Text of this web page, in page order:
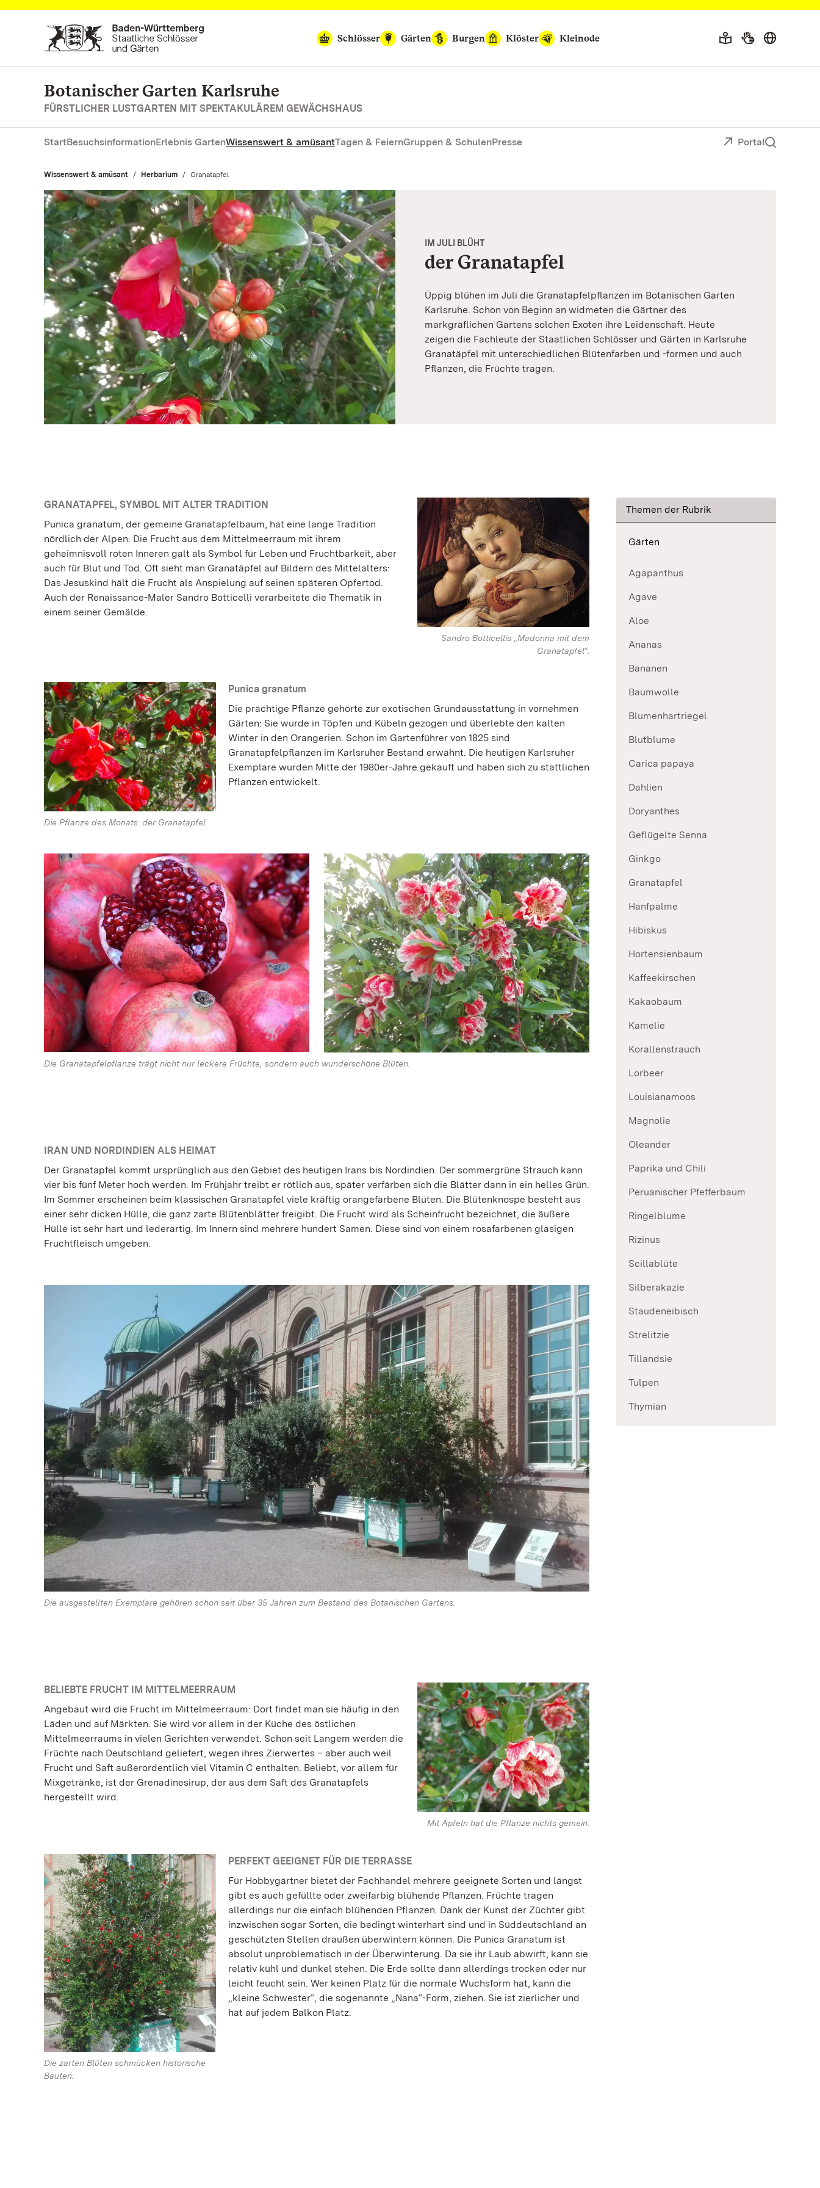
Zum Hauptinhalt springen
Schlösser
Gärten Burgen Klöster Kleinode
Botanischer Garten Karlsruhe
FÜRSTLICHER LUSTGARTEN MIT SPEKTAKULÄREM GEWÄCHSHAUS
StartBesuchsinformationErlebnis GartenWissenswert & amüsantTagen & FeiernGruppen & SchulenPresse Portal
Wissenswert & amüsant Herbarium Aktuell:
Granatapfel
IM JULI BLÜHT
der Granatapfel
Üppig blühen im Juli die Granatapfelpflanzen im Botanischen Garten
Karlsruhe. Schon von Beginn an widmeten die Gärtner des
markgräflichen Gartens solchen Exoten ihre Leidenschaft. Heute
zeigen die Fachleute der Staatlichen Schlösser und Gärten in Karlsruhe
Granatäpfel mit unterschiedlichen Blütenfarben und -formen und auch
Pflanzen, die Früchte tragen.
Sandro Botticellis „Madonna mit dem
Granatapfel“.
GRANATAPFEL, SYMBOL MIT ALTER TRADITION
Punica granatum, der gemeine Granatapfelbaum, hat eine lange Tradition
nördlich der Alpen: Die Frucht aus dem Mittelmeerraum mit ihrem
geheimnisvoll roten Inneren galt als Symbol für Leben und Fruchtbarkeit, aber
auch für Blut und Tod. Oft sieht man Granatäpfel auf Bildern des Mittelalters:
Das Jesuskind hält die Frucht als Anspielung auf seinen späteren Opfertod.
Auch der Renaissance-Maler Sandro Botticelli verarbeitete die Thematik in
einem seiner Gemälde.
Die Pflanze des Monats: der Granatapfel.
Punica granatum
Die prächtige Pflanze gehörte zur exotischen Grundausstattung in vornehmen
Gärten: Sie wurde in Töpfen und Kübeln gezogen und überlebte den kalten
Winter in den Orangerien. Schon im Gartenführer von 1825 sind
Granatapfelpflanzen im Karlsruher Bestand erwähnt. Die heutigen Karlsruher
Exemplare wurden Mitte der 1980er-Jahre gekauft und haben sich zu stattlichen
Pflanzen entwickelt.
Die Granatapfelpflanze trägt nicht nur leckere Früchte, sondern auch wunderschöne Blüten.
IRAN UND NORDINDIEN ALS HEIMAT
Der Granatapfel kommt ursprünglich aus den Gebiet des heutigen Irans bis Nordindien. Der sommergrüne Strauch kann
vier bis fünf Meter hoch werden. Im Frühjahr treibt er rötlich aus, später verfärben sich die Blätter dann in ein helles Grün.
Im Sommer erscheinen beim klassischen Granatapfel viele kräftig orangefarbene Blüten. Die Blütenknospe besteht aus
einer sehr dicken Hülle, die ganz zarte Blütenblätter freigibt. Die Frucht wird als Scheinfrucht bezeichnet, die äußere
Hülle ist sehr hart und lederartig. Im Innern sind mehrere hundert Samen. Diese sind von einem rosafarbenen glasigen
Fruchtfleisch umgeben.
Die ausgestellten Exemplare gehören schon seit über 35 Jahren zum Bestand des Botanischen Gartens.
Mit Äpfeln hat die Pflanze nichts gemein.
BELIEBTE FRUCHT IM MITTELMEERRAUM
Angebaut wird die Frucht im Mittelmeerraum: Dort findet man sie häufig in den
Läden und auf Märkten. Sie wird vor allem in der Küche des östlichen
Mittelmeerraums in vielen Gerichten verwendet. Schon seit Langem werden die
Früchte nach Deutschland geliefert, wegen ihres Zierwertes – aber auch weil
Frucht und Saft außerordentlich viel Vitamin C enthalten. Beliebt, vor allem für
Mixgetränke, ist der Grenadinesirup, der aus dem Saft des Granatapfels
hergestellt wird.
Die zarten Blüten schmücken historische
Bauten.
PERFEKT GEEIGNET FÜR DIE TERRASSE
Für Hobbygärtner bietet der Fachhandel mehrere geeignete Sorten und längst
gibt es auch gefüllte oder zweifarbig blühende Pflanzen. Früchte tragen
allerdings nur die einfach blühenden Pflanzen. Dank der Kunst der Züchter gibt
inzwischen sogar Sorten, die bedingt winterhart sind und in Süddeutschland an
geschützten Stellen draußen überwintern können. Die Punica Granatum ist
absolut unproblematisch in der Überwinterung. Da sie ihr Laub abwirft, kann sie
relativ kühl und dunkel stehen. Die Erde sollte dann allerdings trocken oder nur
leicht feucht sein. Wer keinen Platz für die normale Wuchsform hat, kann die
„kleine Schwester“, die sogenannte „Nana“-Form, ziehen. Sie ist zierlicher und
hat auf jedem Balkon Platz.
Themen der Rubrik
Gärten
Agapanthus
Agave
Aloe
Ananas
Bananen
Baumwolle
Blumenhartriegel
Blutblume
Carica papaya
Dahlien
Doryanthes
Geflügelte Senna
Ginkgo
Granatapfel
Hanfpalme
Hibiskus
Hortensienbaum
Kaffeekirschen
Kakaobaum
Kamelie
Korallenstrauch
Lorbeer
Louisianamoos
Magnolie
Oleander
Paprika und Chili
Peruanischer Pfefferbaum
Ringelblume
Rizinus
Scillablüte
Silberakazie
Staudeneibisch
Strelitzie
Tillandsie
Tulpen
Thymian